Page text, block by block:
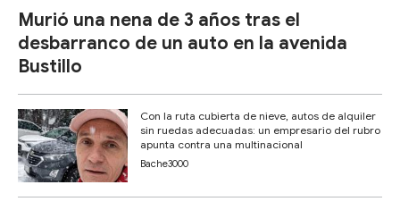
Murió una nena de 3 años tras el
desbarranco de un auto en la avenida
Bustillo
Con la ruta cubierta de nieve, autos de alquiler
sin ruedas adecuadas: un empresario del rubro
apunta contra una multinacional
Bache3000